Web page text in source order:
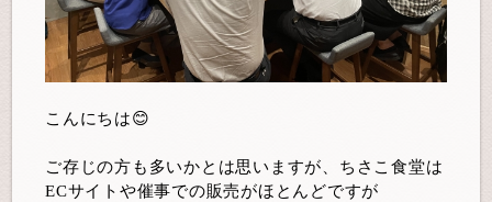
こんにちは😊
ご存じの方も多いかとは思いますが、ちさこ食堂は
ECサイトや催事での販売がほとんどですが